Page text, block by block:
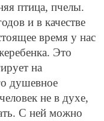
птица, пчелы.
и в качестве
время у нас
Это
на
душевное
не в духе,
С ней можно